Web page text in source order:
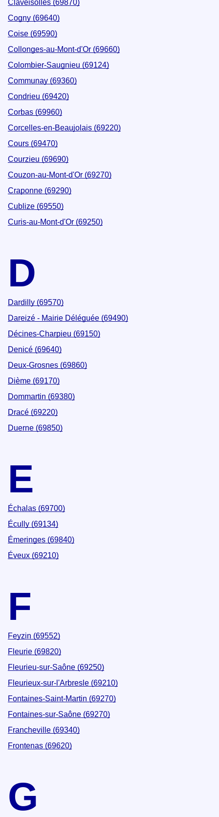
Claveisolles (69870)
Cogny (69640)
Coise (69590)
Collonges-au-Mont-d'Or (69660)
Colombier-Saugnieu (69124)
Communay (69360)
Condrieu (69420)
Corbas (69960)
Corcelles-en-Beaujolais (69220)
Cours (69470)
Courzieu (69690)
Couzon-au-Mont-d'Or (69270)
Craponne (69290)
Cublize (69550)
Curis-au-Mont-d'Or (69250)
D
Dardilly (69570)
Dareizé - Mairie Déléguée (69490)
Décines-Charpieu (69150)
Denicé (69640)
Deux-Grosnes (69860)
Dième (69170)
Dommartin (69380)
Dracé (69220)
Duerne (69850)
E
Échalas (69700)
Écully (69134)
Émeringes (69840)
Éveux (69210)
F
Feyzin (69552)
Fleurie (69820)
Fleurieu-sur-Saône (69250)
Fleurieux-sur-l'Arbresle (69210)
Fontaines-Saint-Martin (69270)
Fontaines-sur-Saône (69270)
Francheville (69340)
Frontenas (69620)
G